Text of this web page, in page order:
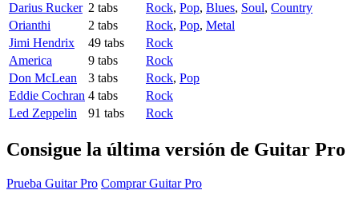
Darius Rucker 2 tabs Rock, Pop, Blues, Soul, Country
Orianthi
2 tabs Rock, Pop, Metal
Jimi Hendrix
49 tabs
Rock
America
9 tabs
Rock
Don McLean
3 tabs Rock, Pop
Eddie Cochran 4 tabs
Rock
Led Zeppelin
91 tabs Rock
Consigue la última versión de Guitar Pro
Prueba Guitar Pro Comprar Guitar Pro